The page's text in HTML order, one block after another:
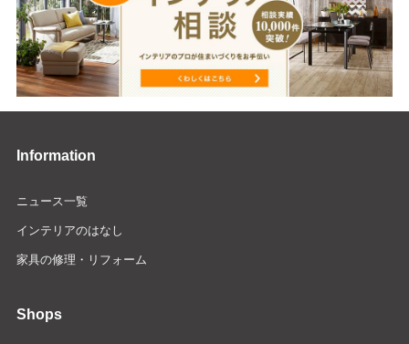
Information
ニュース一覧
インテリアのはなし
家具の修理・リフォーム
Shops